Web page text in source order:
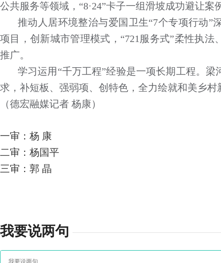
公共服务等领域，“8·24”卡子一组滑坡成功避让案
推动人居环境整治与爱国卫生“7个专项行动
项目，创新城市管理模式，“721服务式”柔性执
推广。
学习运用“千万工程”经验是一项长期工程。
求，补短板、强弱项、创特色，全力绘就和美乡
（德宏融媒记者 杨康）
一审：杨 康
二审：杨国平
三审：郭 晶
我要说两句